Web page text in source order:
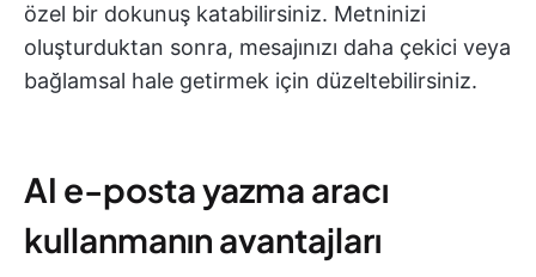
özel bir dokunuş katabilirsiniz. Metninizi
oluşturduktan sonra, mesajınızı daha çekici veya
bağlamsal hale getirmek için düzeltebilirsiniz.
AI e-posta yazma aracı
kullanmanın avantajları